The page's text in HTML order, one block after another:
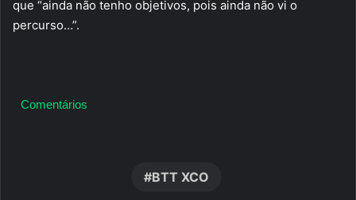
que “ainda não tenho objetivos, pois ainda não vi o
percurso…”.
Comentários
BTT XCO